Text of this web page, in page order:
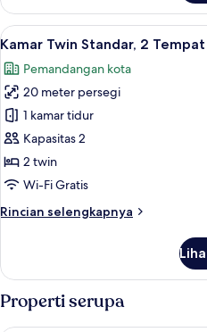
Kamar
Twin
Deluks,
Tempat
Tidur
Twin
Lihat
semua
foto
untuk
Kamar
Twin
Standar,
2
Tidur
18
Kamar Twin Standar, 2
Pemandangan kota
20 meter persegi
1 kamar tidur
Kapasitas 2
2 twin
Wi-Fi Gratis
Rincian selengkapnya
Rincian
Kamar
Twin
Standar,
Properti serupa